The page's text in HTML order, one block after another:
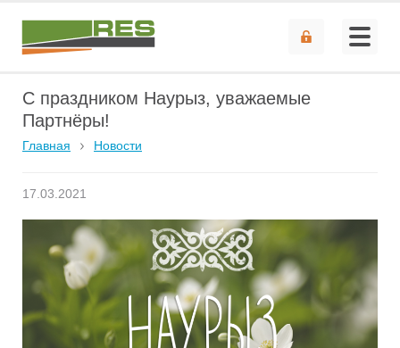
С праздником Наурыз, уважаемые
Партнёры!
Главная Новости
17.03.2021